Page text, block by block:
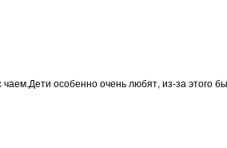
особенно очень любят, из-за этого